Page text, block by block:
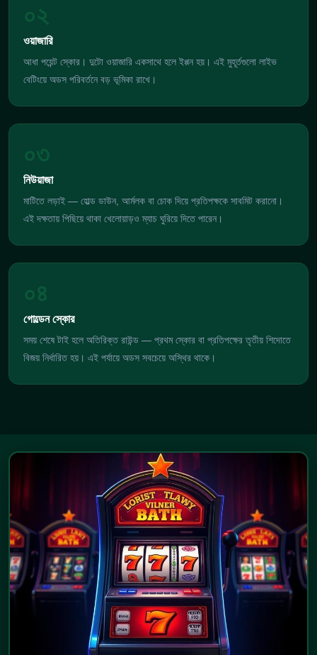
০২
ওয়াজারি
আধা পয়েন্ট স্কোর। দুটো ওয়াজারি একসাথে হলে ইপ্পন হয়। এই মুহূর্তগুলো লাইভ
বেটিংয়ে অডস পরিবর্তনে বড় ভূমিকা রাখে।
০৩
নিউয়াজা
মাটিতে লড়াই — হোল্ড ডাউন, আর্মলক বা চোক দিয়ে প্রতিপক্ষকে সাবমিট করানো।
এই দক্ষতায় পিছিয়ে থাকা খেলোয়াড়ও ম্যাচ ঘুরিয়ে দিতে পারেন।
০৪
গোল্ডেন স্কোর
সময় শেষে টাই হলে অতিরিক্ত রাউন্ড — প্রথম স্কোর বা প্রতিপক্ষের তৃতীয় শিদোতে
বিজয় নির্ধারিত হয়। এই পর্যায়ে অডস সবচেয়ে অস্থির থাকে।